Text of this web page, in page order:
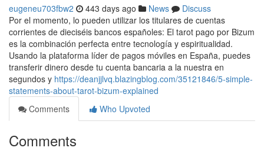
eugeneu703fbw2 443 days ago News
Discuss
Por el momento, lo pueden utilizar los titulares de cuentas
corrientes de dieciséis bancos españoles: El tarot pago por Bizum
es la combinación perfecta entre tecnología y espiritualidad.
Usando la plataforma líder de pagos móviles en España, puedes
transferir dinero desde tu cuenta bancaria a la nuestra en
segundos y https://deanjjlvq.blazingblog.com/35121846/5-simple-
statements-about-tarot-bizum-explained
Comments
Who Upvoted
Comments